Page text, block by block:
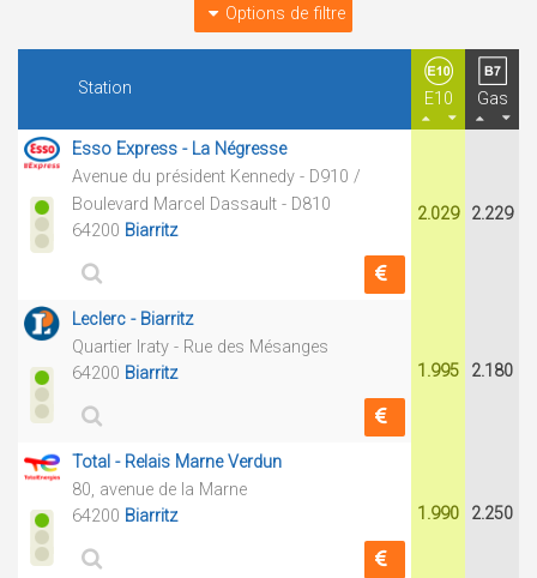
Options de filtre
Station
E10 Gas
Esso Express - La Négresse
Avenue du président Kennedy - D910 /
Boulevard Marcel Dassault - D810
64200 Biarritz
2.029 2.229
Leclerc - Biarritz
Quartier Iraty - Rue des Mésanges
64200 Biarritz 1.995 2.180
Total - Relais Marne Verdun
80, avenue de la Marne
64200 Biarritz 1.990 2.250